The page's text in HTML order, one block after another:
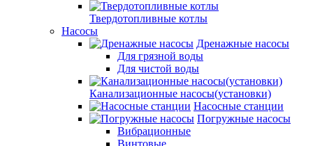
Твердотопливные котлы
Насосы
Дренажные насосы
Для грязной воды
Для чистой воды
Канализационные насосы(установки)
Насосные станции
Погружные насосы
Вибрационные
Винтовые